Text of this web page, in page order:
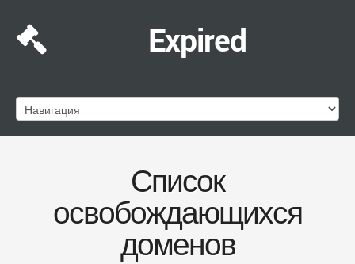
Expired
Список
освобождающихся
доменов